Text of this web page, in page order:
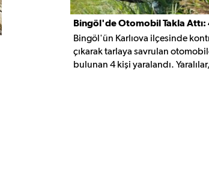
Bingöl'de Otomobil Takla Attı:
Bingöl'ün Karlıova ilçesinde
çıkarak tarlaya savrulan
bulunan 4 kişi yaralandı.